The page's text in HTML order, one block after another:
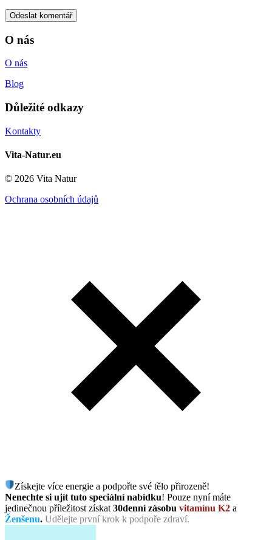
O nás
O nás
Blog
Důležité odkazy
Kontakty
Vita-Natur.eu
© 2026 Vita Natur
Ochrana osobních údajů
Získejte více energie a podpořte své tělo přirozeně!
Nenechte si ujít tuto speciální nabídku! Pouze nyní máte
jedinečnou příležitost získat30denní zásobu vitamínu K2 a
Ženšenu. Udělejte první krok k podpoře zdraví.